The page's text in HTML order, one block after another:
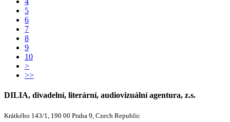
5
6
7
8
9
10
>
>>
DILIA, divadelní, literární, audiovizuální agentura, z.s.
Krátkého 143/1, 190 00 Praha 9, Czech Republic